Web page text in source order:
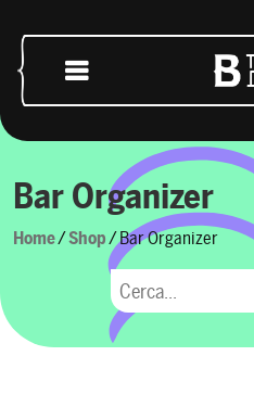
Navigazione
Bar Organizer
Home/Shop/ Bar Organizer